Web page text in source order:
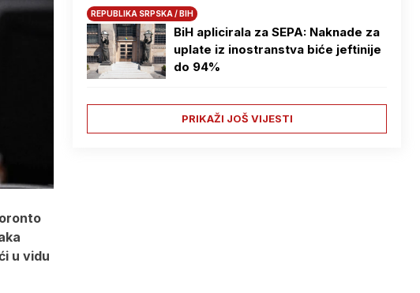
u vidu
REPUBLIKA SRPSKA / BIH
BiH aplicirala za SEPA: Naknade za
uplate iz inostranstva biće jeftinije
do 94%
PRIKAŽI JOŠ VIJESTI